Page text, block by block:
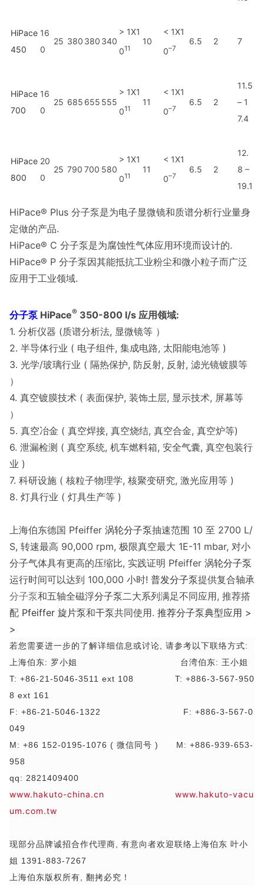
HiPace
450
16
0
25 380 380 340
> 1X1
011
10
< 1X1
0–7
6.5 2 7
HiPace
700
16
0
25 685 655 555
> 1X1
011
11
< 1X1
0–7
6.5 2
11.5
– 1
7.4
HiPace
800
20
0
25 790 700 580
> 1X1
011
11
< 1X1
0–7
6.5 2
12.
8 –
19.1
HiPace® Plus 分子泵是为电子显微镜和质谱分析行业量身
定做的产品.
HiPace® C 分子泵是为腐蚀性气体应用环境而设计的.
HiPace® P 分子泵因其能抵抗工业粉尘和微小粒子而广泛
应用于工业领域.
分子泵 HiPace® 350-800 l/s 应用领域:
1. 分析仪器 (质谱分析法, 显微镜等 ）
2. 半导体行业 ( 电子组件, 集成电路, 太阳能电池等 )
3. 光学/玻璃行业 ( 隔热保护, 防反射, 反射, 滤光镜镀膜等
）
4. 真空镀膜技术 ( 表面保护, 装饰土层, 显示技术, 屏幕等
）
5. 真空冶金 ( 真空焊接, 真空烧结, 真空合金, 真空炉等)
6. 泄漏检测 ( 真空系统, 机车燃料箱, 安全气囊, 真空包装行
业 )
7. 科研设施 ( 核粒子物理学, 核聚变研究, 激光应用等 )
8. 灯具行业 ( 灯具生产等 )
上海伯东德国 Pfeiffer 涡轮分子泵抽速范围 10 至 2700 L/
S, 转速最高 90,000 rpm, 极限真空最大 1E-11 mbar, 对小
分子气体具有更高的压缩比, 实践证明 Pfeiffer 涡轮分子泵
运行时间可以达到 100,000 小时! 普发分子泵提供复合轴承
分子泵和五轴全磁浮分子泵二大系列满足不同应用, 推荐搭
配 Pfeiffer 旋片泵和干泵共同使用. 推荐分子泵典型应用 >
>
若您需要进一步的了解详细信息或讨论, 请参考以下联络方式:
上海伯东: 罗小姐 台湾伯东: 王小姐
T: +86-21-5046-3511 ext 108 T: +886-3-567-950
8 ext 161
F: +86-21-5046-1322 F: +886-3-567-0
049
M: +86 152-0195-1076 ( 微信同号 ) M: +886-939-653-
958
qq: 2821409400
www.hakuto-china.cn
www.hakuto-vacu
um.com.tw
现部分品牌诚招合作代理商, 有意向者欢迎联络上海伯东 叶小
姐 1391-883-7267
上海伯东版权所有, 翻拷必究！